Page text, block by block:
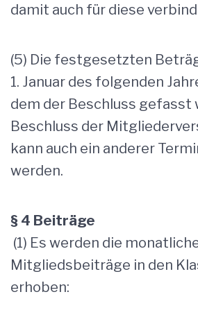
damit auch für diese
(5) Die festgesetzten
1. Januar des folgenden
dem der Beschluss gefasst
Beschluss der
kann auch ein anderer
werden.
§ 4 Beiträge
(1) Es werden die
Mitgliedsbeiträge in den
erhoben: